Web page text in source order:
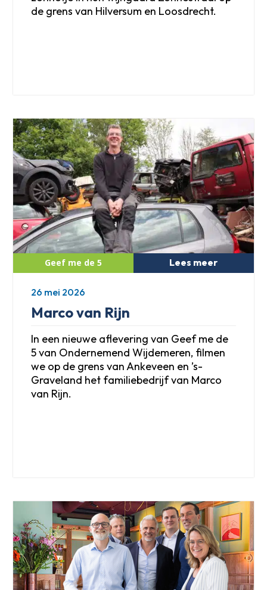
de grens van Hilversum en Loosdrecht.
Marco van Rijn
In een nieuwe aflevering van Geef me de
5 van Ondernemend Wijdemeren, filmen
we op de grens van Ankeveen en ’s-
Graveland het familiebedrijf van Marco
van Rijn.
Lees meer
26 mei 2026